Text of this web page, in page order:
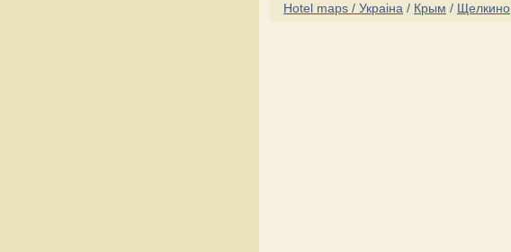
Hotel maps / Украіна / Крым / Щелкино